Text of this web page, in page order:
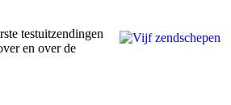
testuitzendingen
en over de